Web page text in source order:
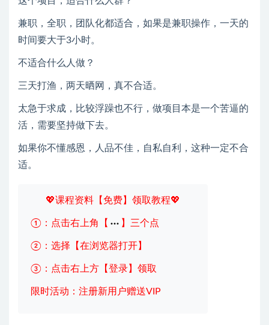
兼职，全职，团队化都适合，如果是兼职操作，一天的
时间要大于3小时。
不适合什么人做？
三天打渔，两天晒网，真不合适。
太急于求成，比较浮躁也不行，做项目本是一个苦逼的
活，需要坚持做下去。
如果你不懂感恩，人品不佳，自私自利，这种一定不合
适。
💖课程资料【免费】领取教程💖
①：点击右上角【 】三个点
②：选择【在浏览器打开】
③：点击右上方【登录】领取
限时活动：注册新用户赠送VIP